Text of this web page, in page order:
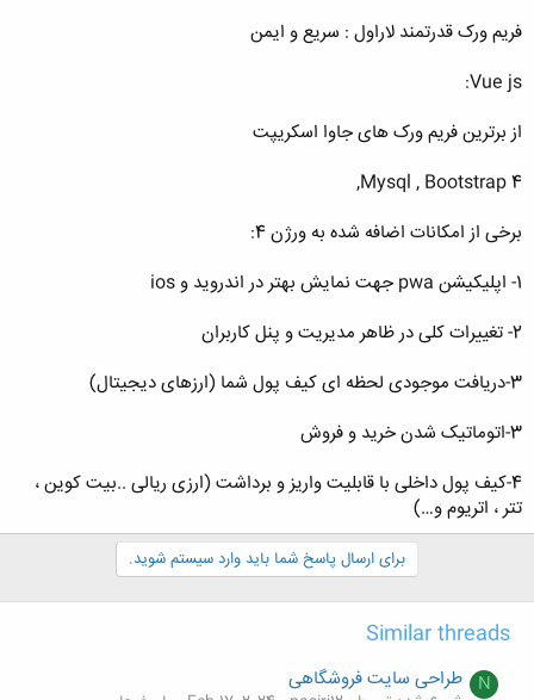
فریم ورک قدرتمند لاراول : سریع و ایمن
Vue js:
از برترین فریم ورک های جاوا اسکریپت
Mysql , Bootstrap 4,
برخی از امکانات اضافه شده به ورژن 4:
1- اپلیکیشن pwa جهت نمایش بهتر در اندروید و ios
2- تغییرات کلی در ظاهر مدیریت و پنل کاربران
3-دریافت موجودی لحظه ای کیف پول شما (ارزهای دیجیتال)
3-اتوماتیک شدن خرید و فروش
4-کیف پول داخلی با قابلیت واریز و برداشت (ارزی ریالی ..بیت کوین ،
تتر ، اتریوم و…)
برای ارسال پاسخ شما باید وارد سیستم شوید.
Similar threads
N طراحی سایت فروشگاهی